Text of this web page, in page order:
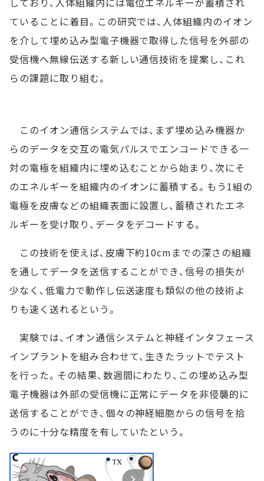
ていることに着目。この研究では、人体組織内のイオン
を介して埋め込み型電子機器で取得した信号を外部の
受信機へ無線伝送する新しい通信技術を提案し、これ
らの課題に取り組む。
このイオン通信システムでは、まず埋め込み機器か
らのデータを交互の電気パルスでエンコードできる一
対の電極を組織内に埋め込むことから始まり、次にそ
のエネルギーを組織内のイオンに蓄積する。もう1組の
電極を皮膚などの組織表面に設置し、蓄積されたエネ
ルギーを受け取り、データをデコードする。
この技術を使えば、皮膚下約10cmまでの深さの組織
を通してデータを送信することができ、信号の損失が
少なく、低電力で動作し伝送速度も類似の他の技術よ
りも速く送れるという。
実験では、イオン通信システムと神経インタフェース
インプラントを組み合わせて、生きたラットでテスト
を行った。その結果、数週間にわたり、この埋め込み型
電子機器は外部の受信機に正常にデータを非侵襲的に
送信することができ、個々の神経細胞からの信号を拾
うのに十分な精度を有していたという。